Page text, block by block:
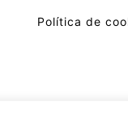
Política de